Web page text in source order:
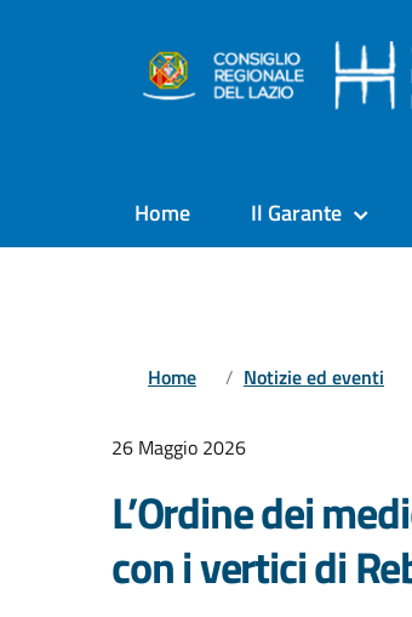
Home Il Garante
Home Notizie ed eventi
26 Maggio 2026
L’Ordine dei
con i vertici di